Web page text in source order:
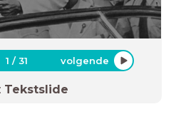
1 /31 volgende
: Tekstslide